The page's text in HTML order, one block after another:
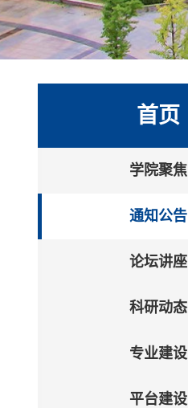
首页
学院聚焦
通知公告
论坛讲座
科研动态
专业建设
平台建设